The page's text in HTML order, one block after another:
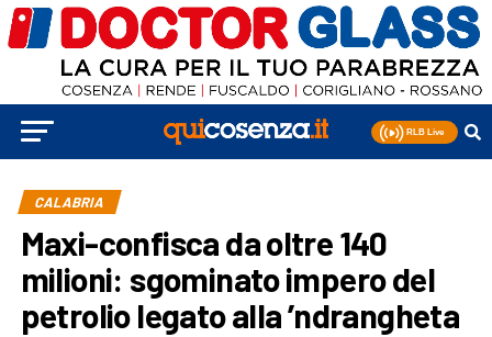
CALABRIA
Maxi-confisca da oltre 140
milioni: sgominato impero del
petrolio legato alla ’ndrangheta